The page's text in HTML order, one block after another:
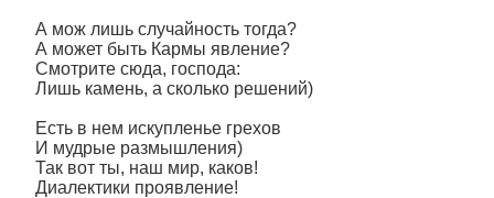
А мож лишь случайность тогда?
А может быть Кармы явление?
Смотрите сюда, господа:
Лишь камень, а сколько решений)
Есть в нем искупленье грехов
И мудрые размышления)
Так вот ты, наш мир, каков!
Диалектики проявление!